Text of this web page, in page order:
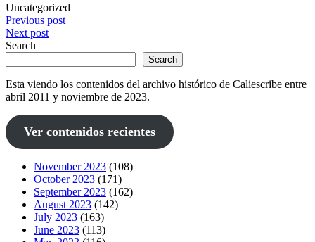
Uncategorized
Post
navigation
Previous post
Next post
Search
Search
Esta viendo los contenidos del archivo histórico de Caliescribe entre
abril 2011 y noviembre de 2023.
Ver contenidos recientes
November 2023 (108)
October 2023 (171)
September 2023 (162)
August 2023 (142)
July 2023 (163)
June 2023 (113)